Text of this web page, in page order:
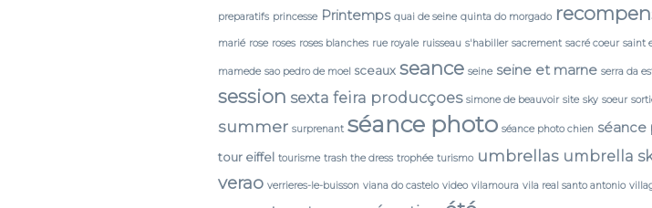
preparatifs princesse Printemps quai de seine quinta do morgado
marié rose roses roses blanches rue royale ruisseau s'habiller sacrement sacré coeur saint
mamede sao pedro de moel sceaux seance seine seine et marne serra da
session sexta feira producçoes simone de beauvoir site sky soeur
summer surprenant séance photo séance photo chien séance
tour eiffel tourisme trash the dress trophée turismo umbrellas umbrella
verao verrieres-le-buisson viana do castelo video vilamoura vila real santo antonio